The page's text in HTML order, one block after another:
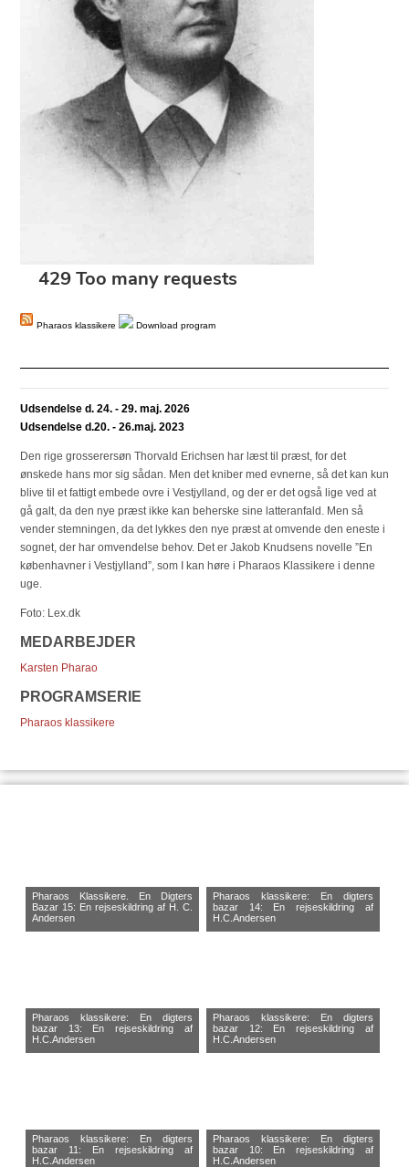
Pharaos klassikere Download program
Udsendelse d. 24. - 29. maj. 2026
Udsendelse d.20. - 26.maj. 2023
Den rige grosserersøn Thorvald Erichsen har læst til præst, for det
ønskede hans mor sig sådan. Men det kniber med evnerne, så det kan kun
blive til et fattigt embede ovre i Vestjylland, og der er det også lige ved at
gå galt, da den nye præst ikke kan beherske sine latteranfald. Men så
vender stemningen, da det lykkes den nye præst at omvende den eneste i
sognet, der har omvendelse behov. Det er Jakob Knudsens novelle ”En
københavner i Vestjylland”, som I kan høre i Pharaos Klassikere i denne
uge.
Foto: Lex.dk
MEDARBEJDER
Karsten Pharao
PROGRAMSERIE
Pharaos klassikere
Pharaos Klassikere. En Digters
Bazar 15: En rejseskildring af H. C.
Andersen
Pharaos klassikere: En digters
bazar 14: En rejseskildring af
H.C.Andersen
Pharaos klassikere: En digters
bazar 13: En rejseskildring af
H.C.Andersen
Pharaos klassikere: En digters
bazar 12: En rejseskildring af
H.C.Andersen
Pharaos klassikere: En digters
bazar 11: En rejseskildring af
H.C.Andersen
Pharaos klassikere: En digters
bazar 10: En rejseskildring af
H.C.Andersen